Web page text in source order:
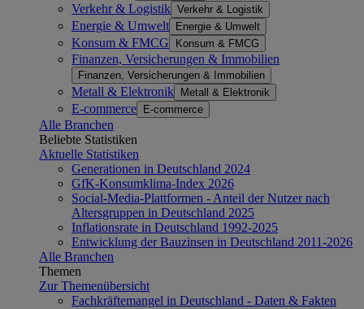
Verkehr & Logistik Verkehr & Logistik
Energie & Umwelt Energie & Umwelt
Konsum & FMCG Konsum & FMCG
Finanzen, Versicherungen & Immobilien
Finanzen, Versicherungen & Immobilien
Metall & Elektronik Metall & Elektronik
E-commerce E-commerce
Alle Branchen
Beliebte Statistiken
Aktuelle Statistiken
Generationen in Deutschland 2024
GfK-Konsumklima-Index 2026
Social-Media-Plattformen - Anteil der Nutzer nach
Altersgruppen in Deutschland 2025
Inflationsrate in Deutschland 1992-2025
Entwicklung der Bauzinsen in Deutschland 2011-2026
Alle Branchen
Themen
Zur Themenübersicht
Fachkräftemangel in Deutschland - Daten & Fakten